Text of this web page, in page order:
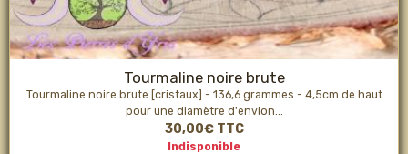
Tourmaline noire brute
Tourmaline noire brute [cristaux] - 136,6 grammes - 4,5cm de haut
pour une diamètre d'envion...
30,00€ TTC
Indisponible